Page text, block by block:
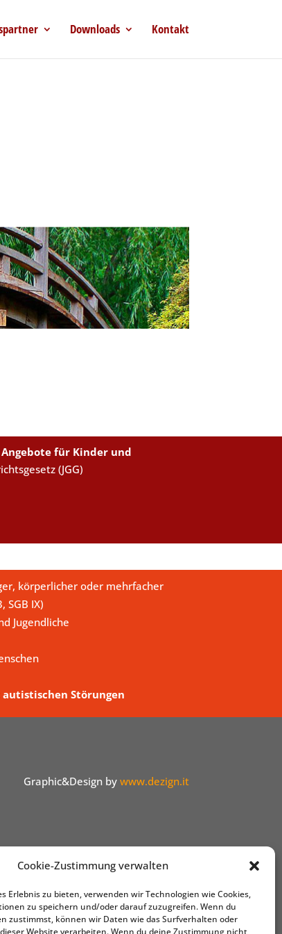
Cookie-Zustimmung verwalten
Erlebnis zu bieten, verwenden wir Technologien wie Cookies,
zu speichern und/oder darauf zuzugreifen. Wenn du
zustimmst, können wir Daten wie das Surfverhalten oder
Website verarbeiten. Wenn du deine Zustimmung nicht
Downloads Kontakt
für Kinder und
(JGG)
körperlicher oder mehrfacher
SGB IX)
Jugendliche
Störungen
Graphic&Design by www.dezign.it